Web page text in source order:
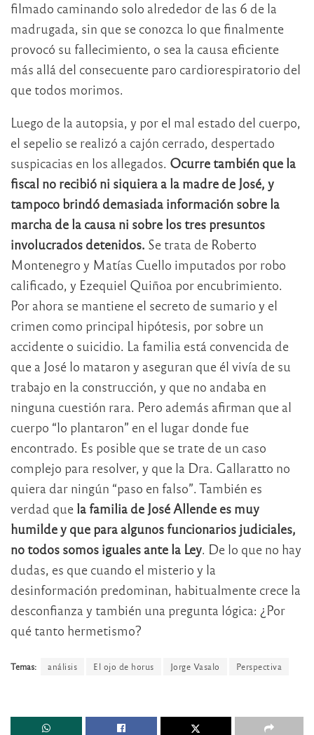
filmado caminando solo alrededor de las 6 de la
madrugada, sin que se conozca lo que finalmente
provocó su fallecimiento, o sea la causa eficiente
más allá del consecuente paro cardiorespiratorio del
que todos morimos.
Luego de la autopsia, y por el mal estado del cuerpo,
el sepelio se realizó a cajón cerrado, despertado
suspicacias en los allegados. Ocurre también que la
fiscal no recibió ni siquiera a la madre de José, y
tampoco brindó demasiada información sobre la
marcha de la causa ni sobre los tres presuntos
involucrados detenidos. Se trata de Roberto
Montenegro y Matías Cuello imputados por robo
calificado, y Ezequiel Quiñoa por encubrimiento.
Por ahora se mantiene el secreto de sumario y el
crimen como principal hipótesis, por sobre un
accidente o suicidio. La familia está convencida de
que a José lo mataron y aseguran que él vivía de su
trabajo en la construcción, y que no andaba en
ninguna cuestión rara. Pero además afirman que al
cuerpo “lo plantaron” en el lugar donde fue
encontrado. Es posible que se trate de un caso
complejo para resolver, y que la Dra. Gallaratto no
quiera dar ningún “paso en falso”. También es
verdad que la familia de José Allende es muy
humilde y que para algunos funcionarios judiciales,
no todos somos iguales ante la Ley. De lo que no hay
dudas, es que cuando el misterio y la
desinformación predominan, habitualmente crece la
desconfianza y también una pregunta lógica: ¿Por
qué tanto hermetismo?
Temas: análisis El ojo de horus Jorge Vasalo Perspectiva